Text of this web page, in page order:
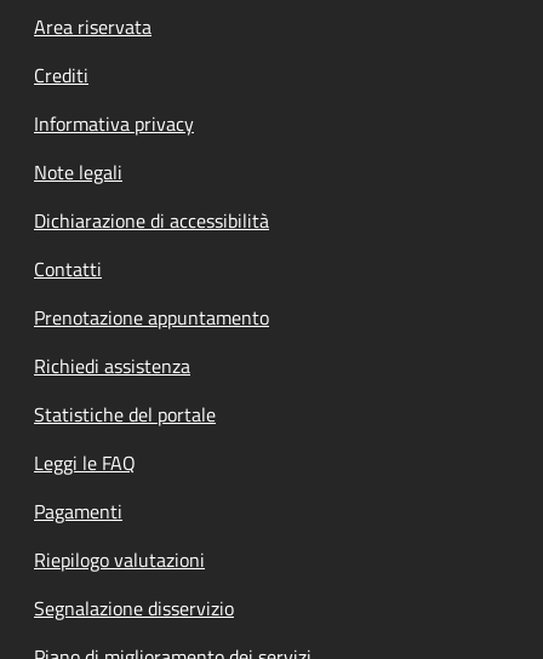
Footer menu
Area riservata
Crediti
Informativa privacy
Note legali
Dichiarazione di accessibilità
Contatti
Prenotazione appuntamento
Richiedi assistenza
Statistiche del portale
Leggi le FAQ
Pagamenti
Riepilogo valutazioni
Segnalazione disservizio